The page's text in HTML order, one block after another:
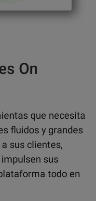
On
que necesita
fluidos y grandes
sus clientes,
sus
todo en